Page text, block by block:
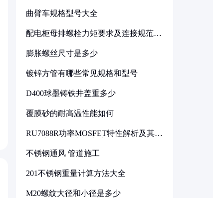
曲臂车规格型号大全
配电柜母排螺栓力矩要求及连接规范详
膨胀螺丝尺寸是多少
镀锌方管有哪些常见规格和型号
D400球墨铸铁井盖重多少
覆膜砂的耐高温性能如何
RU7088R功率MOSFET特性解析及其在
不锈钢通风 管道施工
201不锈钢重量计算方法大全
M20螺纹大径和小径是多少